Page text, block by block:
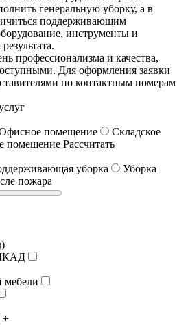
генеральную уборку, а в
поддерживающим
инструменты и
профессионализма и качества,
Для оформления заявки
по контактным номерам
помещение
Складское
помещение Рассчитать
уборка
Уборка
пожара
мебели
+